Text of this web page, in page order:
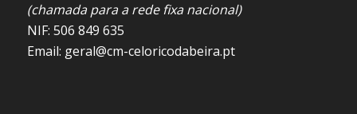
(chamada para a rede fixa nacional)
NIF: 506 849 635
Email: geral@cm-celoricodabeira.pt